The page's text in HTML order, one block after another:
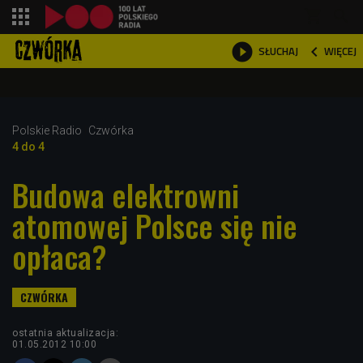
 SŁUCHAJ  WIĘCEJ

Polskie Radio
Czwórka
4 do 4
Budowa elektrowni
atomowej Polsce się nie
opłaca?
ostatnia aktualizacja:
01.05.2012 10:00